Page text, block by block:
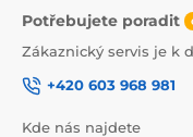
Potřebujete poradit
Zákaznický servis je k
+420 603 968 981
Kde nás najdete